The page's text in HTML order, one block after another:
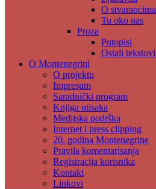
O stvaraocima
Tu oko nas
Proza
Putopisi
Ostali tekstovi
O Montenegrini
O projektu
Impresum
Saradnički program
Knjiga utisaka
Medijska podrška
Internet i press clipping
20. godina Montenegrine
Pravila komentarisanja
Registracija korisnika
Kontakt
Linkovi